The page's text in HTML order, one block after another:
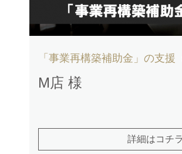
「事業再構築補助金」の支援
M店 様
詳細はコチラ